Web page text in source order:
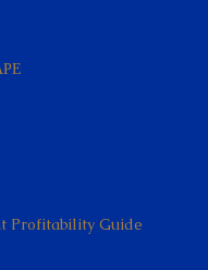
Profitability Guide